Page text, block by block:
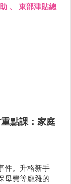
、 東部津貼總
點課：家庭
件。升格新手
母費等龐雜的